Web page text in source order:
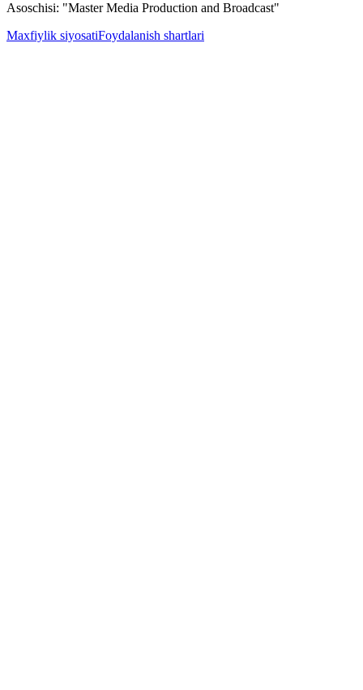
Asoschisi: "Master Media Production and Broadcast"
Maxfiylik siyosatiFoydalanish shartlari